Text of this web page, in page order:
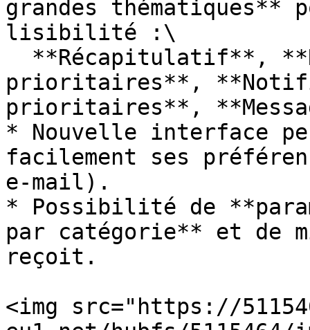
grandes thématiques**
lisibilité :\
prioritaires**,
prioritaires**,
* Nouvelle interface
facilement ses
e-mail).
* Possibilité de
par catégorie** et de
reçoit.
<img src="https://